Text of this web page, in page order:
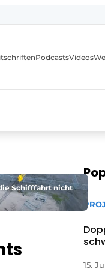
PodcastsVideos
Schifffahrt nicht
15.